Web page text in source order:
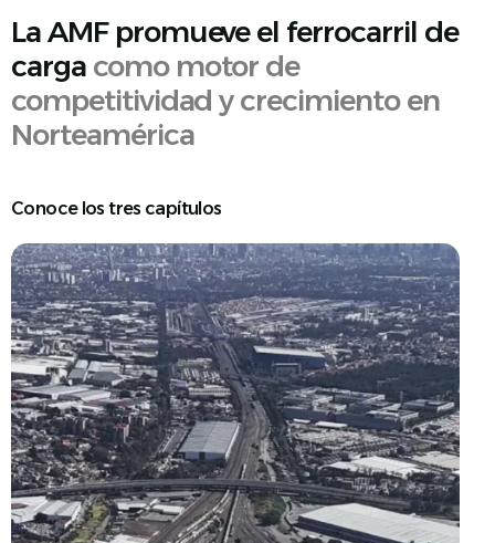
La AMF promueve el ferrocarril de
carga como motor de
competitividad y crecimiento en
Norteamérica
Conoce los tres capítulos